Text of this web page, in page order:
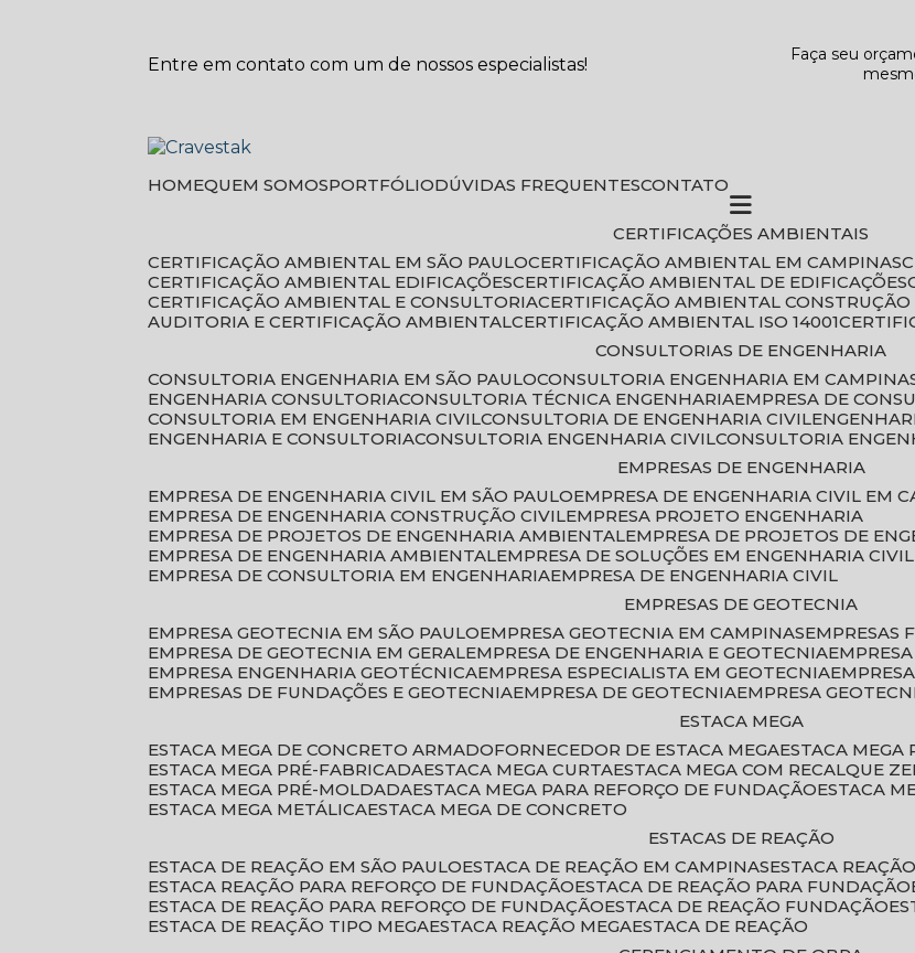
Entre em contato com um de nossos especialistas!
Faça seu
HOME QUEM SOMOS PORTFÓLIO DÚVIDAS FREQUENTES CONTATO
CERTIFICAÇÕES AMBIENTAIS
CERTIFICAÇÃO AMBIENTAL EM SÃO PAULO
CERTIFICAÇÃO AMBIENTAL EM CAMPINAS
CERTIFICAÇÃO AMBIENTAL EDIFICAÇÕES
CERTIFICAÇÃO AMBIENTAL DE EDIFICAÇÕES
CERTIFICAÇÃO AMBIENTAL E CONSULTORIA
CERTIFICAÇÃO AMBIENTAL
AUDITORIA E CERTIFICAÇÃO AMBIENTAL
CERTIFICAÇÃO AMBIENTAL ISO 14001
CONSULTORIAS DE ENGENHARIA
CONSULTORIA ENGENHARIA EM SÃO PAULO CONSULTORIA ENGENHARIA EM
ENGENHARIA CONSULTORIA CONSULTORIA TÉCNICA ENGENHARIA EMPRESA DE
CONSULTORIA EM ENGENHARIA CIVIL CONSULTORIA DE ENGENHARIA CIVIL
ENGENHARIA E CONSULTORIA CONSULTORIA ENGENHARIA CIVIL CONSULTORIA
EMPRESAS DE ENGENHARIA
EMPRESA DE ENGENHARIA CIVIL EM SÃO PAULO
EMPRESA DE ENGENHARIA CIVIL EM
EMPRESA DE ENGENHARIA CONSTRUÇÃO CIVIL EMPRESA PROJETO ENGENHARIA
EMPRESA DE PROJETOS DE ENGENHARIA AMBIENTAL EMPRESA DE PROJETOS DE
EMPRESA DE ENGENHARIA AMBIENTAL EMPRESA DE SOLUÇÕES EM ENGENHARIA CIVIL
EMPRESA DE CONSULTORIA EM ENGENHARIA EMPRESA DE ENGENHARIA CIVIL
EMPRESAS DE GEOTECNIA
EMPRESA GEOTECNIA EM SÃO PAULO
EMPRESA GEOTECNIA EM CAMPINAS
EMPRESA DE GEOTECNIA EM GERAL EMPRESA DE ENGENHARIA E GEOTECNIA
EMPRESA ENGENHARIA GEOTÉCNICA EMPRESA ESPECIALISTA EM GEOTECNIA
EMPRESAS DE FUNDAÇÕES E GEOTECNIA EMPRESA DE GEOTECNIA EMPRESA
ESTACA MEGA
ESTACA MEGA DE CONCRETO ARMADO
FORNECEDOR DE ESTACA MEGA ESTACA
ESTACA MEGA PRÉ-FABRICADA ESTACA MEGA CURTA ESTACA MEGA COM RECALQUE
ESTACA MEGA PRÉ-MOLDADA ESTACA MEGA PARA REFORÇO DE FUNDAÇÃO
ESTACA
ESTACA MEGA METÁLICA ESTACA MEGA DE CONCRETO
ESTACAS DE REAÇÃO
ESTACA DE REAÇÃO EM SÃO PAULO
ESTACA DE REAÇÃO EM CAMPINAS
ESTACA
ESTACA REAÇÃO PARA REFORÇO DE FUNDAÇÃO
ESTACA DE REAÇÃO PARA FUNDAÇÃO
ESTACA DE REAÇÃO PARA REFORÇO DE FUNDAÇÃO
ESTACA DE REAÇÃO FUNDAÇÃO
ESTACA DE REAÇÃO TIPO MEGA ESTACA REAÇÃO MEGA ESTACA DE REAÇÃO